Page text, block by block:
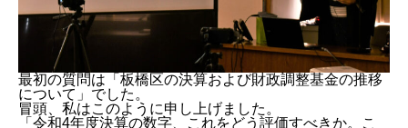
最初の質問は「板橋区の決算および財政調整基金の推移
について」でした。
冒頭、私はこのように申し上げました。
「令和4年度決算の数字、これをどう評価すべきか。こ